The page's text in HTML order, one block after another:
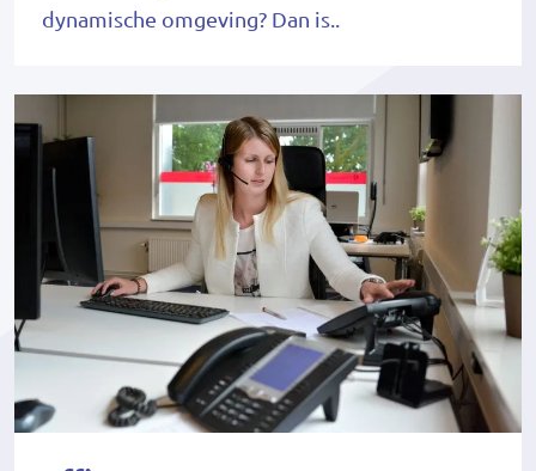
dynamische omgeving? Dan is..